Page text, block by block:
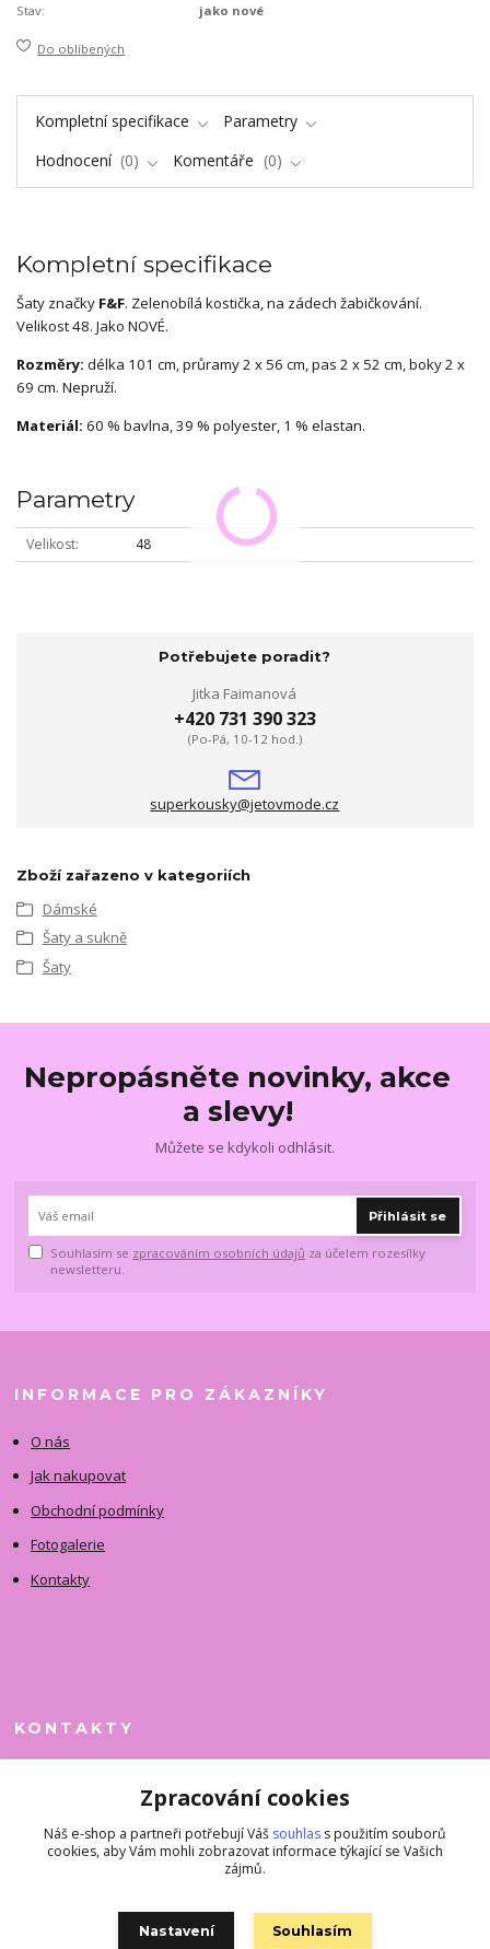
Stav:
jako nové
Do oblíbených
Kompletní specifikace
Parametry
Hodnocení
0 Komentáře 0
Kompletní specifikace
Šaty značky F&F. Zelenobílá kostička, na zádech žabičkování.
Velikost 48. Jako NOVÉ.
Rozměry: délka 101 cm, průramy 2 x 56 cm, pas 2 x 52 cm, boky 2 x
69 cm. Nepruží.
Materiál: 60 % bavlna, 39 % polyester, 1 % elastan.
Parametry
Velikost 48
Potřebujete poradit?
Jitka Faimanová
+420 731 390 323
(Po-Pá, 10-12 hod.)
superkousky@jetovmode.cz
Zboží zařazeno v kategoriích
Dámské
Šaty a sukně
Šaty
Nepropásněte novinky, akce
a slevy!
Můžete se kdykoli odhlásit.
Přihlásit se
Souhlasím se zpracováním osobních údajů za účelem rozesílky
newsletteru.
INFORMACE PRO ZÁKAZNÍKY
O nás
Jak nakupovat
Obchodní podmínky
Fotogalerie
Kontakty
KONTAKTY
+420 731 390 323
superkousky@jetovmode.cz
Zpracování cookies
Náš e-shop a partneři potřebují Váš souhlas s použitím souborů
cookies, aby Vám mohli zobrazovat informace týkající se Vašich
zájmů.
Nastavení Souhlasím